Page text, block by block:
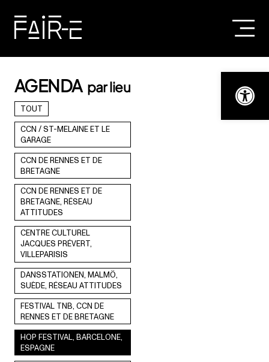
Ouvrir la
content
AGENDA par lieu
TOUT
CCN / ST-MELAINE ET LE
GARAGE
CCN DE RENNES ET DE
BRETAGNE
CCN DE RENNES ET DE
BRETAGNE, RÉSEAU
ATTITUDES
CENTRE CULTUREL
JACQUES PRÉVERT,
VILLEPARISIS
DANSSTATIONEN, MALMÖ,
SUÈDE, RÉSEAU ATTITUDES
FESTIVAL TNB, CCN DE
RENNES ET DE BRETAGNE
HOP FESTIVAL, BARCELONE,
ESPAGNE